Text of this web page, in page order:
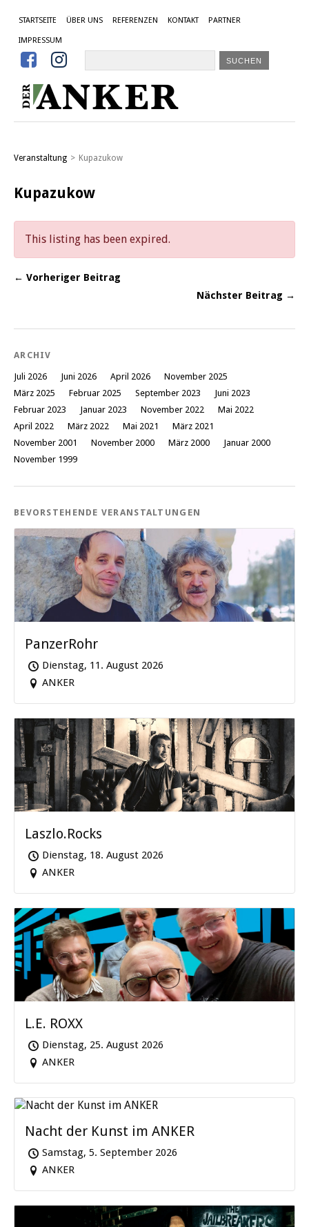
STARTSEITE ÜBER UNS REFERENZEN KONTAKT PARTNER
IMPRESSUM
 
Veranstaltung > Kupazukow
Kupazukow
This listing has been expired.
← Vorheriger Beitrag
Nächster Beitrag →
ARCHIV
Juli 2026 Juni 2026 April 2026
November 2025
März 2025
Februar 2025 September 2023
Juni 2023
Februar 2023
Januar 2023 November 2022
Mai 2022
April 2022
März 2022 Mai 2021
März 2021
November 2001
November 2000 März 2000
Januar 2000
November 1999
BEVORSTEHENDE VERANSTALTUNGEN
PanzerRohr
Dienstag, 11. August 2026
ANKER
Laszlo.Rocks
Dienstag, 18. August 2026
ANKER
L.E. ROXX
Dienstag, 25. August 2026
ANKER
Nacht der Kunst im ANKER
Samstag, 5. September 2026
ANKER